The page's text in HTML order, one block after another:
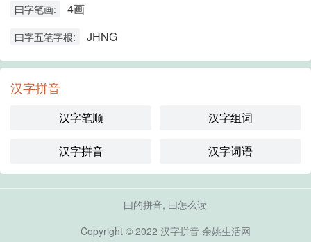
曰字笔画: 4画
曰字五笔字根: JHNG
汉字拼音
汉字笔顺 汉字组词
汉字拼音 汉字词语
曰的拼音, 曰怎么读
Copyright © 2022 汉字拼音余姚生活网